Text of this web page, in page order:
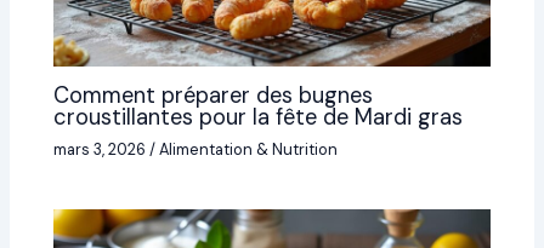
Comment préparer des bugnes
croustillantes pour la fête de Mardi gras
mars 3, 2026/Alimentation & Nutrition